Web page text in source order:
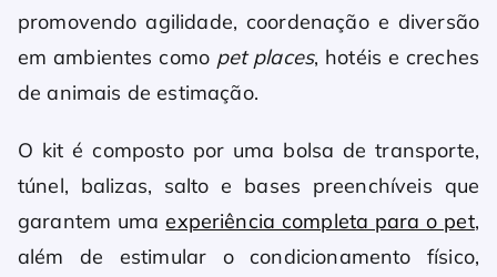
promovendo agilidade, coordenação e diversão
em ambientes como pet places, hotéis e creches
de animais de estimação.
O kit é composto por uma bolsa de transporte,
túnel, balizas, salto e bases preenchíveis que
garantem umaexperiência completa para o pet,
além de estimular o condicionamento físico,